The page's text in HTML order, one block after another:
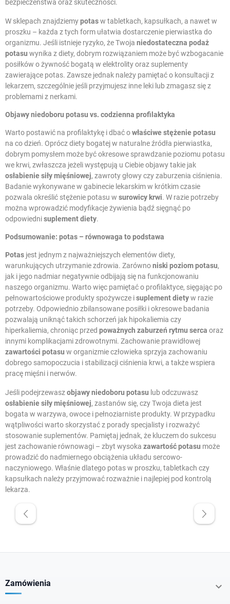
Krótka data
bezpieczeństwa oraz skuteczności.
W sklepach znajdziemypotasw tabletkach, kapsułkach, a nawet w
proszku – każda z tych form ułatwia dostarczenie pierwiastka do
organizmu. Jeśli istnieje ryzyko, że Twoja niedostateczna podaż
potasu wynika z diety, dobrym rozwiązaniem może być wzbogacanie
posiłków o żywność bogatą w elektrolity oraz suplementy
zawierające potas. Zawsze jednak należy pamiętać o konsultacji z
lekarzem, szczególnie jeśli przyjmujesz inne leki lub zmagasz się z
problemami z nerkami.
Objawy niedoboru potasu vs. codzienna profilaktyka
Warto postawić na profilaktykę i dbać owłaściwe stężenie potasu
na co dzień. Oprócz diety bogatej w naturalne źródła pierwiastka,
dobrym pomysłem może być okresowe sprawdzanie poziomu potasu
we krwi, zwłaszcza jeżeli występują u Ciebie objawy takie jak
osłabienie siły mięśniowej, zawroty głowy czy zaburzenia ciśnienia.
Badanie wykonywane w gabinecie lekarskim w krótkim czasie
pozwala określić stężenie potasu w surowicy krwi. W razie potrzeby
można wprowadzić modyfikacje żywienia bądź sięgnąć po
odpowiednisuplement diety.
Podsumowanie: potas – równowaga to podstawa
Potas jest jednym z najważniejszych elementów diety,
warunkujących utrzymanie zdrowia. Zarównoniski poziom potasu,
jak i jego nadmiar negatywnie odbijają się na funkcjonowaniu
naszego organizmu. Warto więc pamiętać o profilaktyce, sięgając po
pełnowartościowe produkty spożywcze isuplement dietyw razie
potrzeby. Odpowiednio zbilansowane posiłki i okresowe badania
pozwalają uniknąć takich schorzeń jak hipokaliemia czy
hiperkaliemia, chroniąc przed poważnych zaburzeń rytmu serca oraz
innymi komplikacjami zdrowotnymi. Zachowanie prawidłowej
zawartości potasu w organizmie człowieka sprzyja zachowaniu
dobrego samopoczucia i stabilizacji ciśnienia krwi, a także wspiera
pracę mięśni i nerwów.
Jeśli podejrzewaszobjawy niedoboru potasu lub odczuwasz
osłabienie siły mięśniowej, zastanów się, czy Twoja dieta jest
bogata w warzywa, owoce i pełnoziarniste produkty. W przypadku
wątpliwości warto skorzystać z porady specjalisty i rozważyć
stosowanie suplementów. Pamiętaj jednak, że kluczem do sukcesu
jest zachowanie równowagi – zbyt wysoka zawartość potasu może
prowadzić do nadmiernego obciążenia układu sercowo-
naczyniowego. Właśnie dlatego potas w proszku, tabletkach czy
kapsułkach należy przyjmować rozważnie i najlepiej pod kontrolą
lekarza.
Zamówienia 